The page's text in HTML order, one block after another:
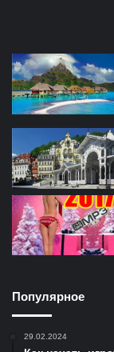
Популярное
29.02.2024